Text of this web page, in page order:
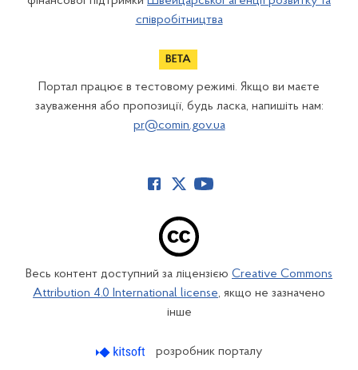
співробітництва
Портал працює в тестовому режимі. Якщо ви маєте
зауваження або пропозиції, будь ласка, напишіть нам:
pr@comin.gov.ua
Весь контент доступний за ліцензією Creative Commons
Attribution 4.0 International license, якщо не зазначено
інше
розробник порталу